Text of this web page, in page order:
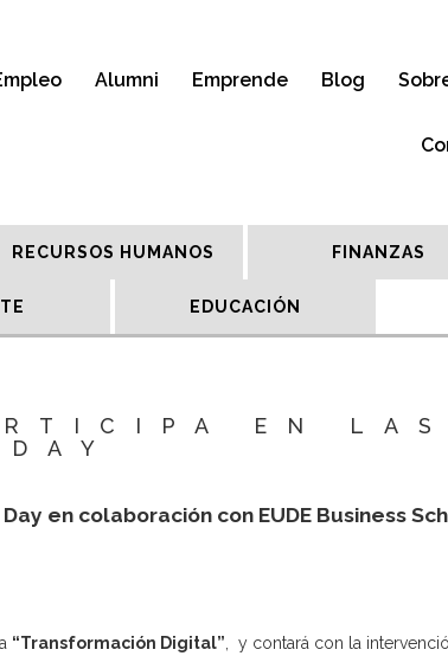
Alumni Emprende Blog
RECURSOS HUMANOS FINANZAS
EDUCACIÓN
EN LAS
en colaboración con EUDE Business
“Transformación Digital” , y contará con la